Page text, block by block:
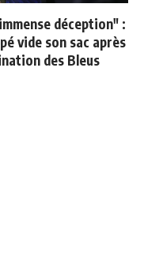
déception" :
vide son sac après
des Bleus